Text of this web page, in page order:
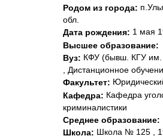
Родом из города:
обл.
Дата рождения: 1 мая
Высшее образование:
Вуз: КФУ (бывш. КГУ им.
, Дистанционное
Факультет:
Кафедра: Кафедра
криминалистики
Среднее образование:
Школа: Школа № 125 ,